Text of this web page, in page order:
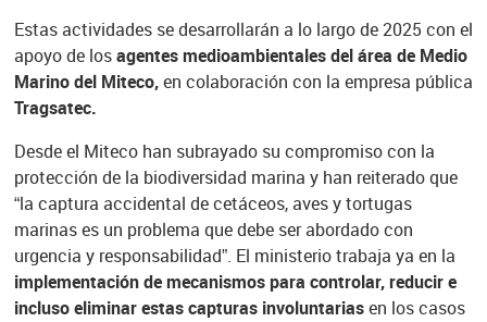
Estas actividades se desarrollarán a lo largo de 2025 con el
apoyo de losagentes medioambientales del área de Medio
Marino del Miteco,en colaboración con la empresa pública
Tragsatec.
Desde el Miteco han subrayado su compromiso con la
protección de la biodiversidad marina y han reiterado que
“la captura accidental de cetáceos, aves y tortugas
marinas es un problema que debe ser abordado con
urgencia y responsabilidad”. El ministerio trabaja ya en la
implementación de mecanismos para controlar, reducir e
incluso eliminar estas capturas involuntariasen los casos